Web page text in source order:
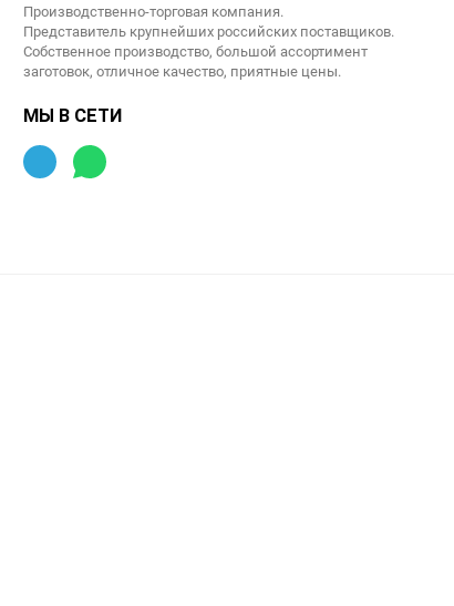
Производственно-торговая компания.
Представитель крупнейших российских поставщиков.
Собственное производство, большой ассортимент
заготовок, отличное качество, приятные цены.
МЫ В СЕТИ